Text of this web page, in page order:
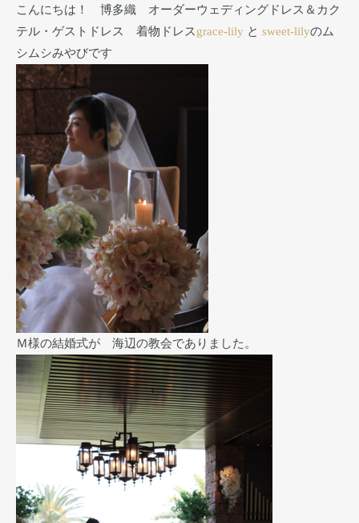
こんにちは！ 博多織 オーダーウェディングドレス＆カク
テル・ゲストドレス 着物ドレスgrace-lily と sweet-lilyのム
シムシみやびです
Ｍ様の結婚式が 海辺の教会でありました。